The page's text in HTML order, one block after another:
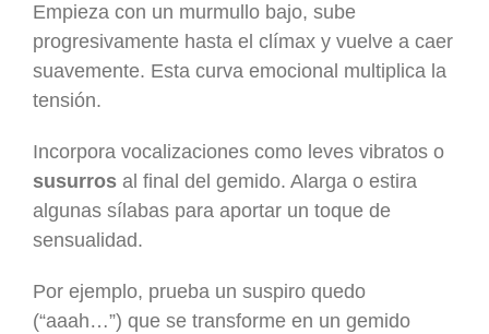
Empieza con un murmullo bajo, sube
progresivamente hasta el clímax y vuelve a caer
suavemente. Esta curva emocional multiplica la
tensión.
Incorpora vocalizaciones como leves vibratos o
susurros al final del gemido. Alarga o estira
algunas sílabas para aportar un toque de
sensualidad.
Por ejemplo, prueba un suspiro quedo
(“aaah…”) que se transforme en un gemido